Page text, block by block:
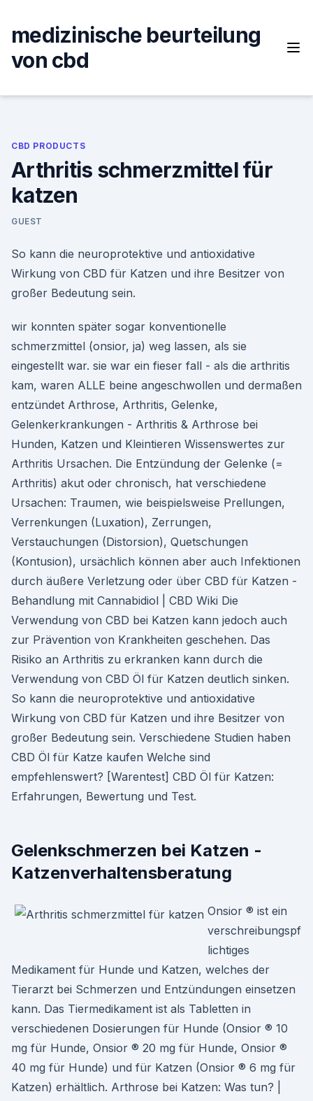
content
medizinische beurteilung
von cbd
CBD PRODUCTS
Arthritis schmerzmittel für
katzen
GUEST
So kann die neuroprotektive und antioxidative
Wirkung von CBD für Katzen und ihre Besitzer von
großer Bedeutung sein.
wir konnten später sogar konventionelle
schmerzmittel (onsior, ja) weg lassen, als sie
eingestellt war. sie war ein fieser fall - als die arthritis
kam, waren ALLE beine angeschwollen und dermaßen
entzündet Arthrose, Arthritis, Gelenke,
Gelenkerkrankungen - Arthritis & Arthrose bei
Hunden, Katzen und Kleintieren Wissenswertes zur
Arthritis Ursachen. Die Entzündung der Gelenke (=
Arthritis) akut oder chronisch, hat verschiedene
Ursachen: Traumen, wie beispielsweise Prellungen,
Verrenkungen (Luxation), Zerrungen,
Verstauchungen (Distorsion), Quetschungen
(Kontusion), ursächlich können aber auch Infektionen
durch äußere Verletzung oder über CBD für Katzen -
Behandlung mit Cannabidiol | CBD Wiki Die
Verwendung von CBD bei Katzen kann jedoch auch
zur Prävention von Krankheiten geschehen. Das
Risiko an Arthritis zu erkranken kann durch die
Verwendung von CBD Öl für Katzen deutlich sinken.
So kann die neuroprotektive und antioxidative
Wirkung von CBD für Katzen und ihre Besitzer von
großer Bedeutung sein. Verschiedene Studien haben
CBD Öl für Katze kaufen Welche sind
empfehlenswert? [Warentest] CBD Öl für Katzen:
Erfahrungen, Bewertung und Test.
Gelenkschmerzen bei Katzen -
Katzenverhaltensberatung
Onsior ® ist ein
verschreibungspf
lichtiges
Medikament für Hunde und Katzen, welches der
Tierarzt bei Schmerzen und Entzündungen einsetzen
kann. Das Tiermedikament ist als Tabletten in
verschiedenen Dosierungen für Hunde (Onsior ® 10
mg für Hunde, Onsior ® 20 mg für Hunde, Onsior ®
40 mg für Hunde) und für Katzen (Onsior ® 6 mg für
Katzen) erhältlich. Arthrose bei Katzen: Was tun? |